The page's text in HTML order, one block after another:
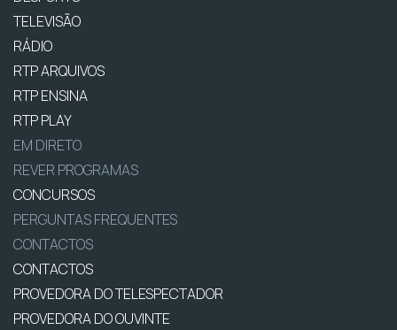
TELEVISÃO
RÁDIO
RTP ARQUIVOS
RTP ENSINA
RTP PLAY
EM DIRETO
REVER PROGRAMAS
CONCURSOS
PERGUNTAS FREQUENTES
CONTACTOS
CONTACTOS
PROVEDORA DO TELESPECTADOR
PROVEDORA DO OUVINTE